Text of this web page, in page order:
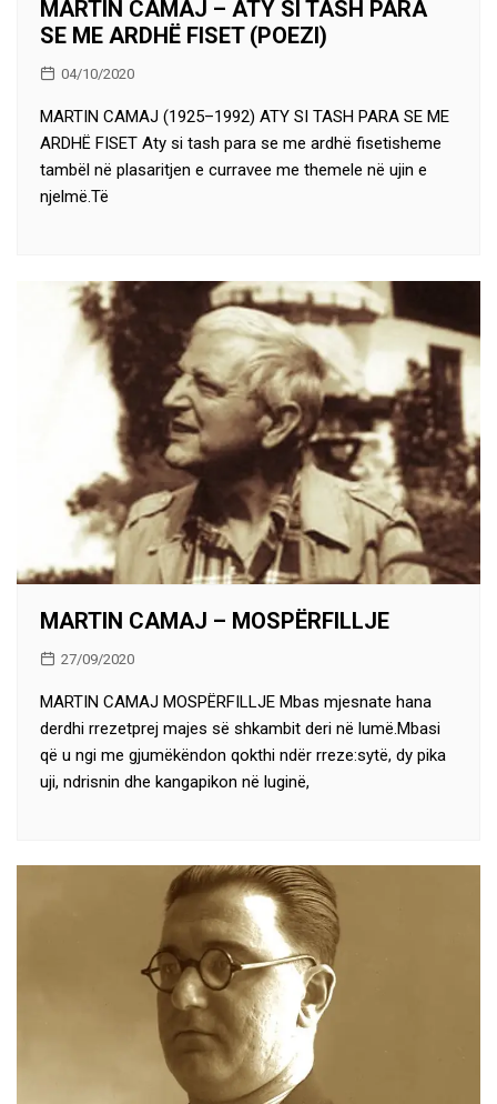
MARTIN CAMAJ – ATY SI TASH PARA
SE ME ARDHË FISET (POEZI)
04/10/2020
MARTIN CAMAJ (1925–1992) ATY SI TASH PARA SE ME
ARDHË FISET Aty si tash para se me ardhë fisetisheme
tambël në plasaritjen e curravee me themele në ujin e
njelmë.Të
MARTIN CAMAJ – MOSPËRFILLJE
27/09/2020
MARTIN CAMAJ MOSPËRFILLJE Mbas mjesnate hana
derdhi rrezetprej majes së shkambit deri në lumë.Mbasi
që u ngi me gjumëkëndon qokthi ndër rreze:sytë, dy pika
uji, ndrisnin dhe kangapikon në luginë,